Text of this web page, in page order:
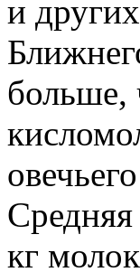
и
больше,
кг